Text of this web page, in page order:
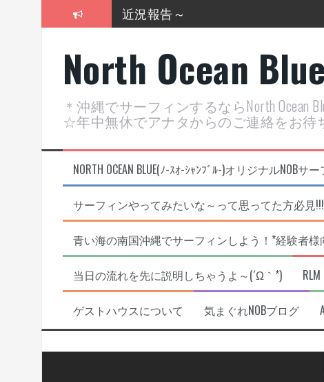
近況報告～
2025年もあざ～した！
ヤッチマッターーーー！！！
支部長就任報告と支部予選・検定
North Ocean
＊沖縄でサーフィンするならNorth
☆年中無休でアナタからのご連絡をお待
NORTH OCEAN BLUE(ﾉ-ｽｵ-ｼｬﾝﾌﾞﾙ-)オリジナルNOB
サーフィンやってみたいな～って思ってた方
青い海の南国沖縄でサーフィンしよう！*経験者
当日の流れを先に説明しちゃうよ～(´Ω｀*)
ゲストハウスについて 気まぐれNOBブログ